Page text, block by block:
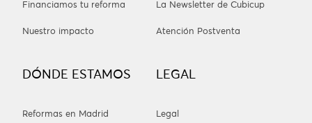
Financiamos tu reforma
Nuestro impacto
La Newsletter de Cubicup
Atención Postventa
DÓNDE ESTAMOS
Reformas en Madrid
LEGAL
Legal